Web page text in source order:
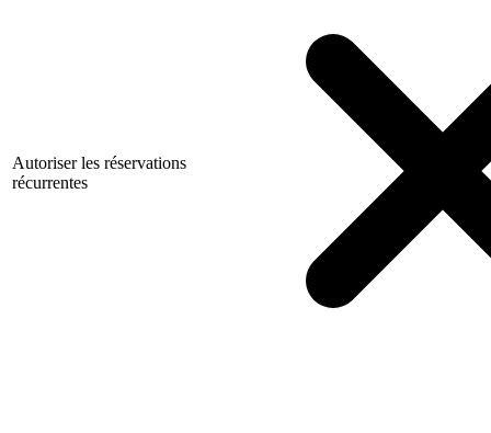
Autoriser les réservations
récurrentes